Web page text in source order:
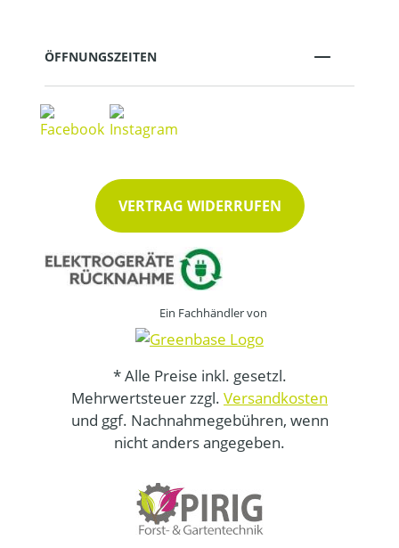
ÖFFNUNGSZEITEN
VERTRAG WIDERRUFEN
Ein Fachhändler von
* Alle Preise inkl. gesetzl.
Mehrwertsteuer zzgl. Versandkosten
und ggf. Nachnahmegebühren, wenn
nicht anders angegeben.